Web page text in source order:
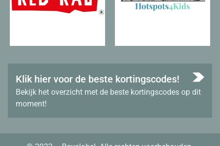
Klik hier voor de beste kortingscodes!
Bekijk het overzicht met de beste kortingscodes op dit
moment!